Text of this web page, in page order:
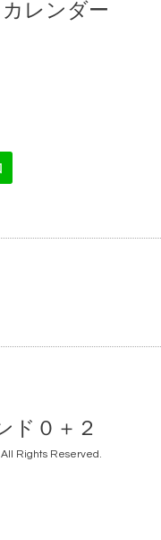
レンダー
ド０＋２
All Rights Reserved.